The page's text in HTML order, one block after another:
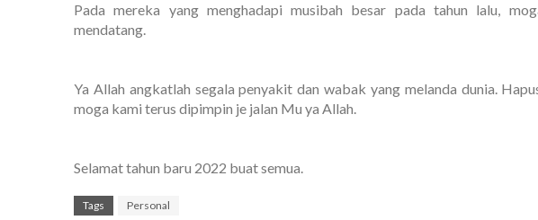
Pada mereka yang menghadapi musibah besar pada tahun lalu,
mendatang.
Ya Allah angkatlah segala penyakit dan wabak yang melanda dunia.
moga kami terus dipimpin je jalan Mu ya Allah.
Selamat tahun baru 2022 buat semua.
Tags Personal